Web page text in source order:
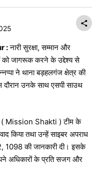
:नारी सुरक्षा, सम्मान और
को जागरूक करने के उद्देश्य से
ने थाना बड़हलगंज क्षेत्र की
दौरान उनके साथ एसपी साउथ
( Mission Shakti ) टीम के
किया तथा उन्हें साइबर अपराध
1098 की जानकारी दी। इसके
अधिकारों के प्रति सजग और